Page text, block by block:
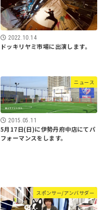
2022.10.14
ドッキリヤミ市場に出演します。
ニュース
2015.05.11
5月17日(日)に伊勢丹府中店にてパ
フォーマンスをします。
スポンサー/アンバサダー